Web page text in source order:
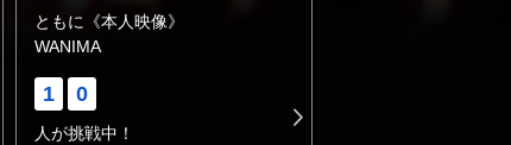
ともに《本人映像》
WANIMA
1 0
人が挑戦中！